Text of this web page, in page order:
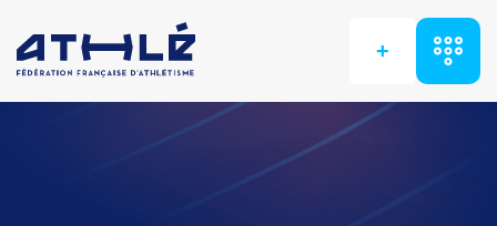
+